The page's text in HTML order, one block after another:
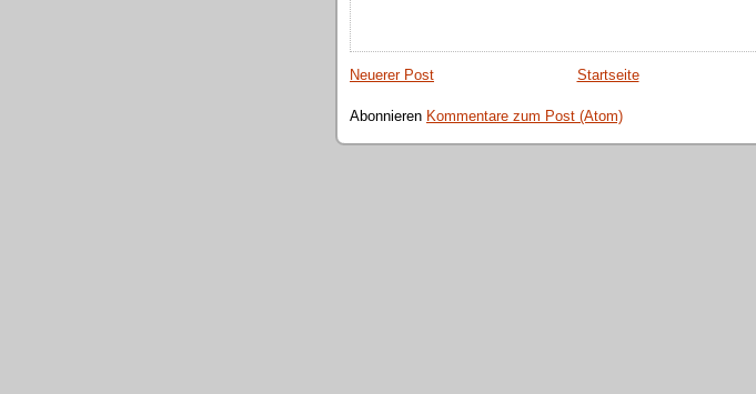
Neuerer Post Startseite
Abonnieren Kommentare zum Post (Atom)